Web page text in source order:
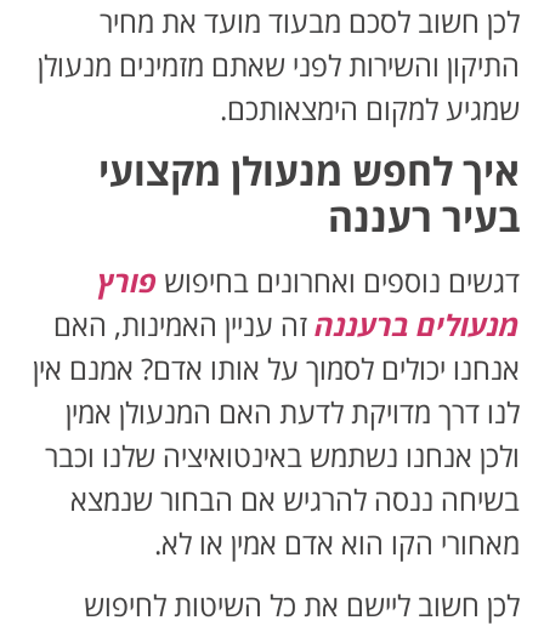
לכן חשוב לסכם מבעוד מועד את מחיר
התיקון והשירות לפני שאתם מזמינים מנעולן
שמגיע למקום הימצאותכם.
איך לחפש מנעולן מקצועי
בעיר רעננה
דגשים נוספים ואחרונים בחיפוש פורץ
מנעולים ברעננהזה עניין האמינות, האם
אנחנו יכולים לסמוך על אותו אדם? אמנם אין
לנו דרך מדויקת לדעת האם המנעולן אמין
ולכן אנחנו נשתמש באינטואיציה שלנו וכבר
בשיחה ננסה להרגיש אם הבחור שנמצא
מאחורי הקו הוא אדם אמין או לא.
לכן חשוב ליישם את כל השיטות לחיפוש